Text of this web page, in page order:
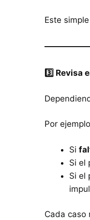
Este
3️ ⃣
Por
Si
Si el
Si el
Cada caso